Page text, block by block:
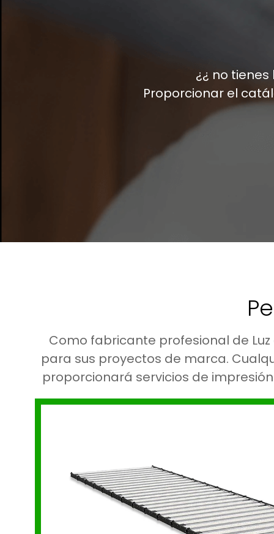
mercurio)
cinco pies de 110 voltios, disponible en 220
voltios y enchufes internacionales
¿¿ no
Proporcionar el
Como fabricante profesional de
para sus proyectos de marca.
proporcionará servicios de